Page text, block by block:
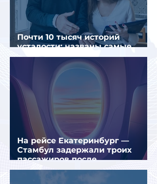
Почти 10 тысяч историй
усталости: названы самые
уставшие россияне
На рейсе Екатеринбург —
Стамбул задержали троих
пассажиров после
предполагаемой серии краж